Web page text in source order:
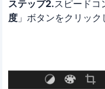
ステップ2.スピードコ
度 」ボタンをクリック